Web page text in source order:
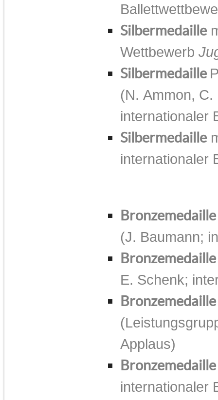
Silbermedaille
Wettbewerb
Silbermedaille
(N. Ammon, C.
internationaler
Silbermedaille
internationaler
(J. Baumann;
E. Schenk;
Bronzemedaille
Applaus)
Bronzemedaille
internationaler